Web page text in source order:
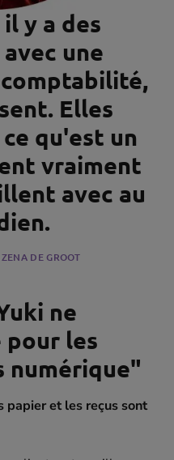
y a des
une
Elles
qu'est un
vraiment
avec au
DE GROOT
ne
les
numérique"
papier et les reçus sont